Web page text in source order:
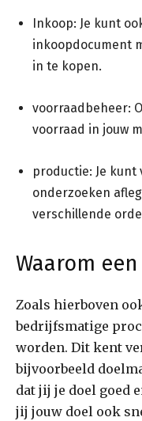
Inkoop: Je kunt
inkoopdocument
in te kopen.
voorraadbeheer:
voorraad in jouw
productie: Je
onderzoeken
verschillende
Waarom een
Zoals hierboven
bedrijfsmatige
worden. Dit kent
bijvoorbeeld
dat jij je doel goed
jij jouw doel ook